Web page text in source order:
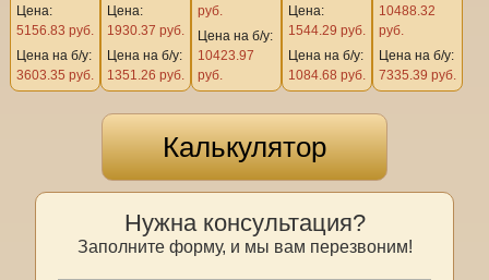
Цена:
5156.83 руб.
Цена на б/у:
3603.35 руб.
Цена:
1930.37 руб.
Цена на б/у:
1351.26 руб.
руб.
Цена на б/у:
10423.97
руб.
Цена:
1544.29 руб.
Цена на б/у:
1084.68 руб.
10488.32
руб.
Цена на б/у:
7335.39 руб.
Калькулятор
Нужна консультация?
Заполните форму, и мы вам перезвоним!